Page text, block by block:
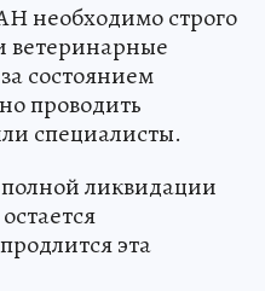
необходимо строго
ветеринарные
состоянием
проводить
специалисты.
ликвидации
эта